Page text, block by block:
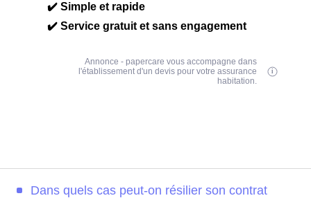
✔️ Simple et rapide
✔️ Service gratuit et sans engagement
Annonce - papercare vous accompagne dans
l'établissement d'un devis pour votre assurance
habitation.
Dans quels cas peut-on résilier son contrat